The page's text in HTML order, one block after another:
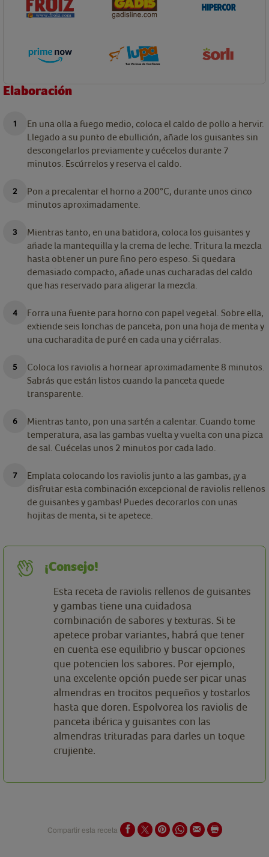
Elaboración
En una olla a fuego medio, coloca el caldo de pollo a hervir.
Llegado a su punto de ebullición, añade los guisantes sin
descongelarlos previamente y cuécelos durante 7
minutos. Escúrrelos y reserva el caldo.
Pon a precalentar el horno a 200°C, durante unos cinco
minutos aproximadamente.
Mientras tanto, en una batidora, coloca los guisantes y
añade la mantequilla y la crema de leche. Tritura la mezcla
hasta obtener un pure fino pero espeso. Si quedara
demasiado compacto, añade unas cucharadas del caldo
que has reservado para aligerar la mezcla.
Forra una fuente para horno con papel vegetal. Sobre ella,
extiende seis lonchas de panceta, pon una hoja de menta y
una cucharadita de puré en cada una y ciérralas.
Coloca los raviolis a hornear aproximadamente 8 minutos.
Sabrás que están listos cuando la panceta quede
transparente.
Mientras tanto, pon una sartén a calentar. Cuando tome
temperatura, asa las gambas vuelta y vuelta con una pizca
de sal. Cuécelas unos 2 minutos por cada lado.
Emplata colocando los raviolis junto a las gambas, ¡y a
disfrutar esta combinación excepcional de raviolis rellenos
de guisantes y gambas! Puedes decorarlos con unas
hojitas de menta, si te apetece.
¡Consejo!
Esta receta de raviolis rellenos de guisantes
y gambas tiene una cuidadosa
combinación de sabores y texturas. Si te
apetece probar variantes, habrá que tener
en cuenta ese equilibrio y buscar opciones
que potencien los sabores. Por ejemplo,
una excelente opción puede ser picar unas
almendras en trocitos pequeños y tostarlos
hasta que doren. Espolvorea los raviolis de
panceta ibérica y guisantes con las
almendras trituradas para darles un toque
crujiente.
Compartir esta receta